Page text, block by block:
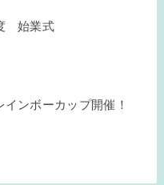
始業式
インボーカップ開催！